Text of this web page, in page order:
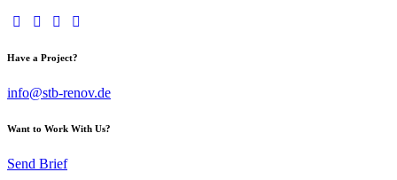
Have a Project?
info@stb-renov.de
Want to Work With Us?
Send Brief